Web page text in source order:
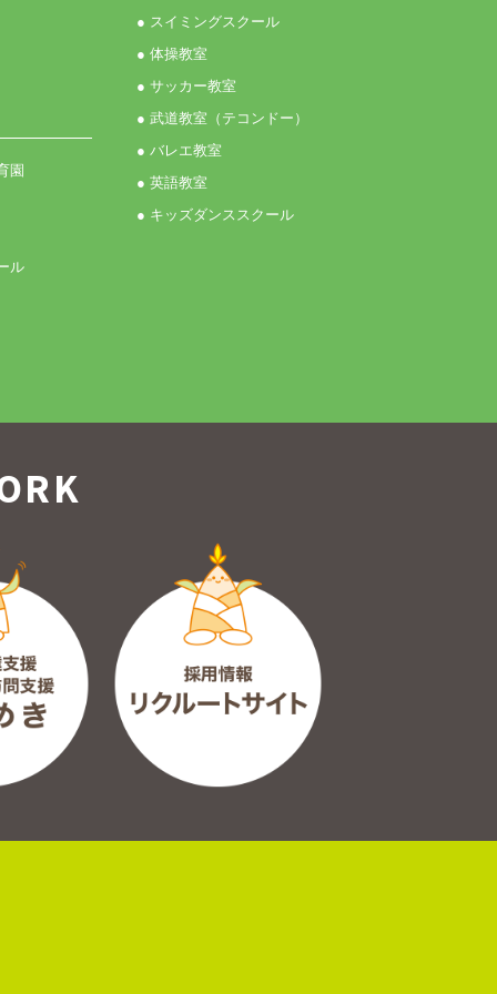
園
ル
● スイミングスクール
● 体操教室
● サッカー教室
● 武道教室（テコンドー）
● バレエ教室
● 英語教室
● キッズダンススクール